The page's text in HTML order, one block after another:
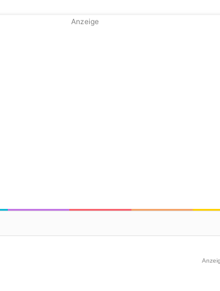
Anzeige